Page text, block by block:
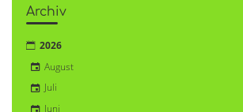
Archiv
2026
August
Juli
Juni